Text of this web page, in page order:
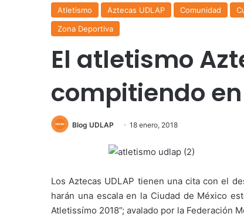
Atletismo Aztecas UDLAP Comunidad
Zona Deportiva
El atletismo
compitiendo en
Blog UDLAP 18 enero, 2018
Los Aztecas UDLAP tienen una cita con el
harán una escala en la Ciudad de México
Atletissímo 2018”; avalado por la Federación